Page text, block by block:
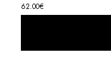
62.00€